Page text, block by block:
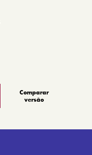
Comparar
versão